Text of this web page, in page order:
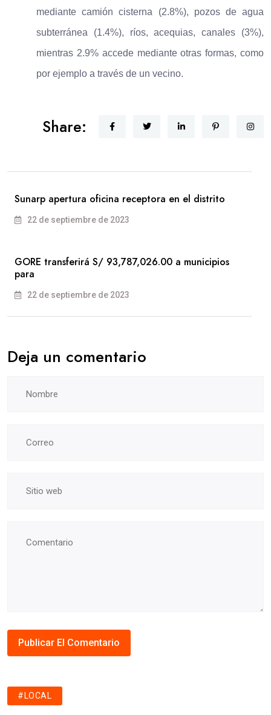
mediante camión cisterna (2.8%), pozos de agua
subterránea (1.4%), ríos, acequias, canales (3%),
mientras 2.9% accede mediante otras formas, como
por ejemplo a través de un vecino.
Share:
Sunarp apertura oficina receptora en el distrito
22 de septiembre de 2023
GORE transferirá S/ 93,787,026.00 a municipios
para
22 de septiembre de 2023
Deja un comentario
#LOCAL